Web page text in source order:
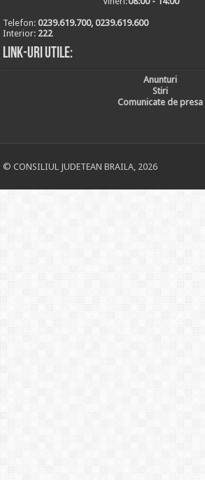
Telefon:0239.619.700, 0239.619.600
Interior: 222
Link-uri utile:
Anunturi
Stiri
Comunicate de presa
© CONSILIUL JUDETEAN BRAILA, 2026